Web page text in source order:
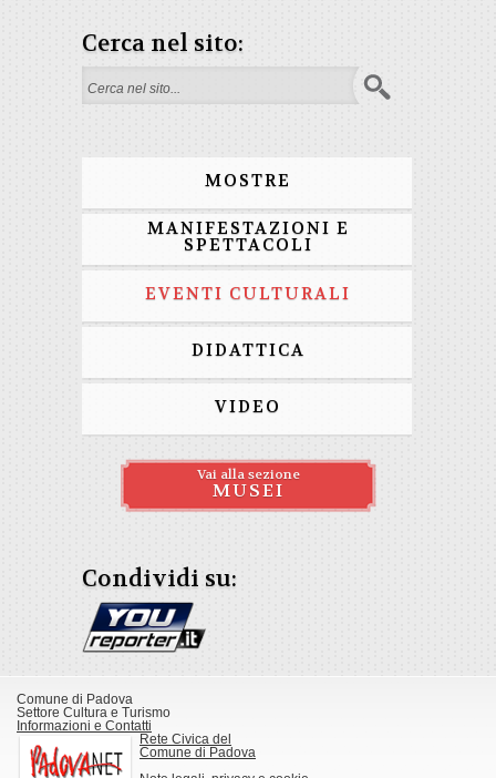
Cerca nel sito:
Form di ricerca
MOSTRE
MANIFESTAZIONI E
SPETTACOLI
EVENTI CULTURALI
DIDATTICA
VIDEO
Vai alla sezione
MUSEI
Condividi su:
Comune di Padova
Settore Cultura e Turismo
Informazioni e Contatti
Rete Civica del
Comune di Padova